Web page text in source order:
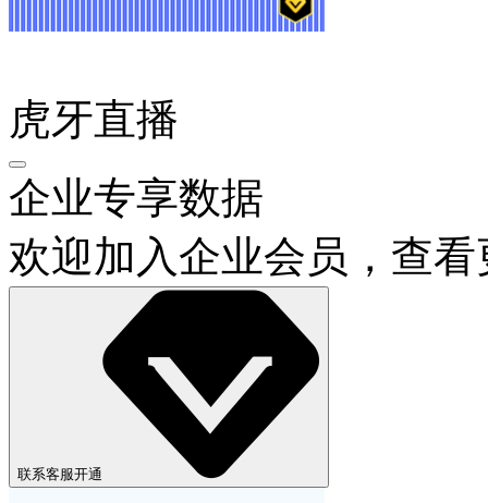
虎牙直播
企业专享数据
欢迎加入企业会员，查